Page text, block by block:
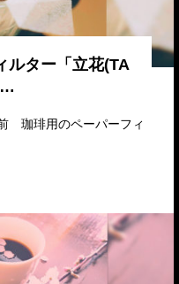
ルター「立花(TA
珈琲用のペーパーフィ